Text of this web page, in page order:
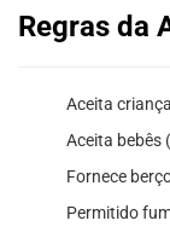
Regras da
Aceita
Aceita bebês
Fornece
Permitido